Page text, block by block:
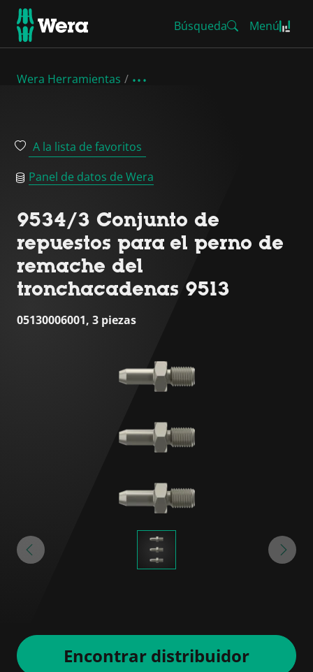
Búsqueda Menú
Wera Herramientas
A la lista de favoritos
Panel de datos de Wera
9534/3 Conjunto de
repuestos para el perno de
remache del
tronchacadenas 9513
05130006001, 3 piezas
Encontrar distribuidor